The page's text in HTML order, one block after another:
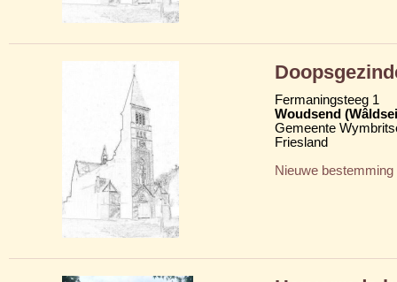
Fermaningsteeg 1
Woudsend
Gemeente
Friesland
Nieuwe bestemming